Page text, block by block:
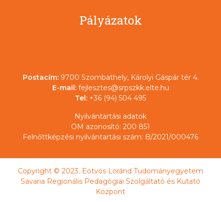
Pályázatok
Postacím: 9700 Szombathely, Károlyi Gáspár tér 4.
E-mail: fejlesztes@srpszkk.elte.hu
Tel: +36 (94) 504 495
Nyilvántartási adatok
OM azonosító: 200 851
Felnőttképzési nyilvántartási szám: B/2021/000476
Copyright © 2023. Eötvös Loránd Tudományegyetem
Savaria Regionális Pedagógiai Szolgáltató és Kutató
Központ